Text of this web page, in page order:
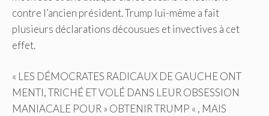
contre l’ancien président. Trump lui-même a fait
plusieurs déclarations décousues et invectives à cet
effet.
« LES DÉMOCRATES RADICAUX DE GAUCHE ONT
MENTI, TRICHÉ ET VOLÉ DANS LEUR OBSESSION
MANIACALE POUR » OBTENIR TRUMP « , MAIS